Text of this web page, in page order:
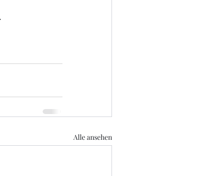
Alle ansehen